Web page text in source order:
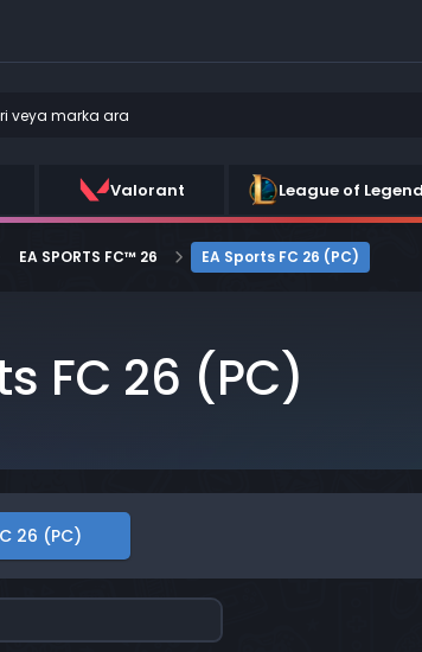
Valorant League of
EA SPORTS FC™ 26 EA Sports FC 26 (PC)
FC 26 (PC)
26 (PC)